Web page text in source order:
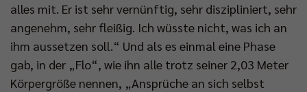
alles mit. Er ist sehr vernünftig, sehr diszipliniert, sehr
angenehm, sehr fleißig. Ich wüsste nicht, was ich an
ihm aussetzen soll.“ Und als es einmal eine Phase
gab, in der „Flo“, wie ihn alle trotz seiner 2,03 Meter
Körpergröße nennen, „Ansprüche an sich selbst